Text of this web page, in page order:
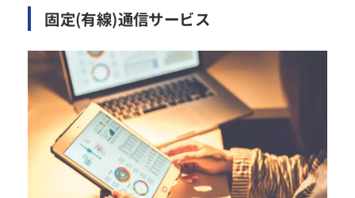
固定(有線)通信サービス